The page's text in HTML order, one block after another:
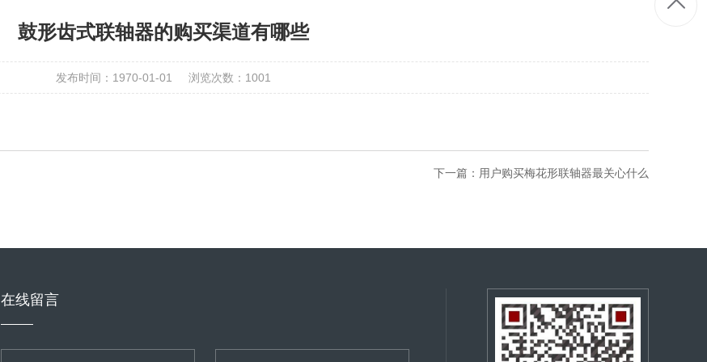
鼓形齿式联轴器的购买渠道有哪些
发布时间：1970-01-01 浏览次数： 1001
下一篇： 用户购买梅花形联轴器最关心什么
在线留言